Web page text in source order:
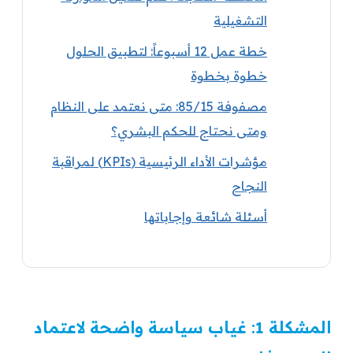
التشغيلية
خطة عمل 12 أسبوعاً: لتطبيق الحلول
خطوة بخطوة
مصفوفة 85/15: متى نعتمد على النظام
ومتى نحتاج للحكم البشري؟
مؤشرات الأداء الرئيسية (KPIs) لمراقبة
النجاح
أسئلة شائعة وإجاباتها
المشكلة 1: غياب سياسة واضحة لاعتماد